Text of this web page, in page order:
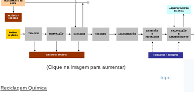
(Clique na imagem para aumentar)
topo
Reciclagem Química